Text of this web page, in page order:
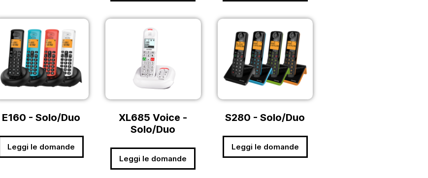
E160 - Solo/Duo
Leggi le domande
XL685 Voice -
Solo/Duo
Leggi le domande
S280 - Solo/Duo
Leggi le domande